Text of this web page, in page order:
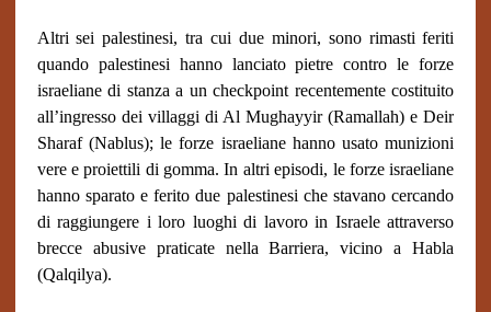
Altri sei palestinesi, tra cui due minori, sono rimasti feriti
quando palestinesi hanno lanciato pietre contro le forze
israeliane di stanza a un checkpoint recentemente costituito
all’ingresso dei villaggi di Al Mughayyir (Ramallah) e Deir
Sharaf (Nablus); le forze israeliane hanno usato munizioni
vere e proiettili di gomma. In altri episodi, le forze israeliane
hanno sparato e ferito due palestinesi che stavano cercando
di raggiungere i loro luoghi di lavoro in Israele attraverso
brecce abusive praticate nella Barriera, vicino a Habla
(Qalqilya).